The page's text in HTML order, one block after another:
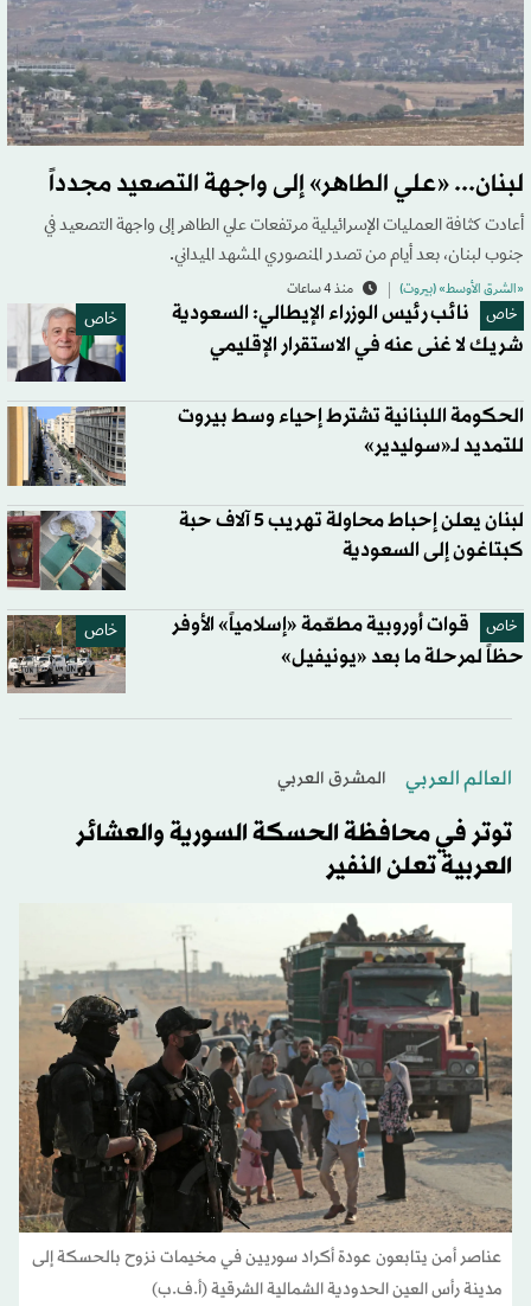
لبنان... «علي الطاهر» إلى واجهة التصعيد مجدداً
أعادت كثافة العمليات الإسرائيلية مرتفعات علي الطاهر إلى واجهة التصعيد في
جنوب لبنان، بعد أيام من تصدر المنصوري المشهد الميداني.
«الشرق الأوسط» (بيروت) منذ 4 ساعات
خاص خاص
نائب رئيس الوزراء الإيطالي: السعودية
شريك لا غنى عنه في الاستقرار الإقليمي
الحكومة اللبنانية تشترط إحياء وسط بيروت
للتمديد لـ«سوليدير»
لبنان يعلن إحباط محاولة تهريب 5 آلاف حبة
كبتاغون إلى السعودية
خاص خاص
قوات أوروبية مطعّمة «إسلامياً» الأوفر
حظاً لمرحلة ما بعد «يونيفيل»
العالم العربي المشرق العربي
توتر في محافظة الحسكة السورية والعشائر
العربية تعلن النفير
عناصر أمن يتابعون عودة أكراد سوريين في مخيمات نزوح بالحسكة إلى
مدينة رأس العين الحدودية الشمالية الشرقية (أ.ف.ب)